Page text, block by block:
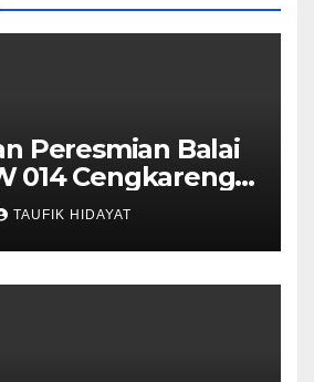
Peresmian Balai
014 Cengkareng
Didorong
untuk
dan Kegiatan
TAUFIK HIDAYAT